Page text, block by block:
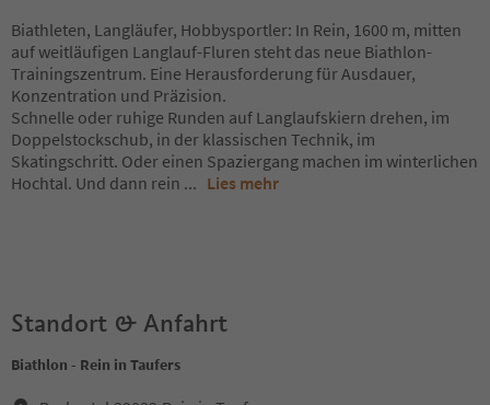
Biathleten, Langläufer, Hobbysportler: In Rein, 1600 m, mitten
auf weitläufigen Langlauf-Fluren steht das neue Biathlon-
Trainingszentrum. Eine Herausforderung für Ausdauer,
Konzentration und Präzision.
Schnelle oder ruhige Runden auf Langlaufskiern drehen, im
Doppelstockschub, in der klassischen Technik, im
Skatingschritt. Oder einen Spaziergang machen im winterlichen
Hochtal. Und dann rein ... Lies mehr
Standort & Anfahrt
Biathlon - Rein in Taufers